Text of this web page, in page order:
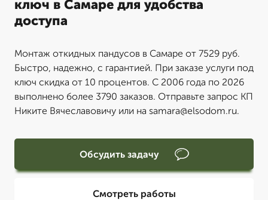
ключ в Самаре для удобства
доступа
Монтаж откидных пандусов в Самаре от 7529 руб.
Быстро, надежно, с гарантией. При заказе услуги под
ключ скидка от 10 процентов. С 2006 года по 2026
выполнено более 3790 заказов. Отправьте запрос КП
Никите Вячеславовичу или на samara@elsodom.ru.
Обсудить задачу
Смотреть работы